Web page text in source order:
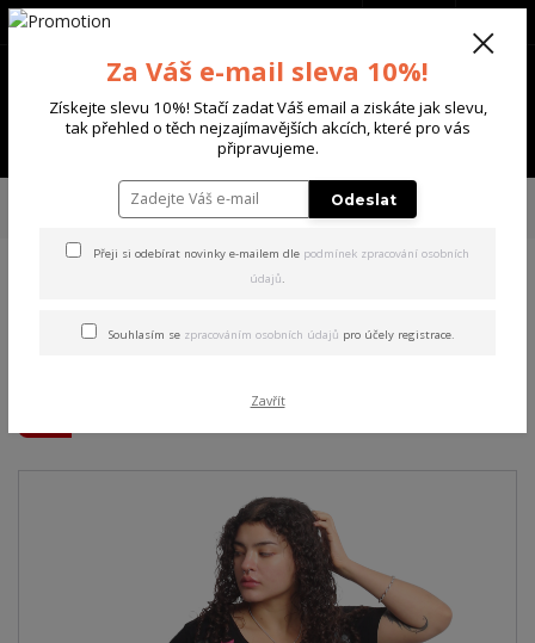
Menu
+420 702 136 620
TRIČKA & TÍLKA
Yakuza dámské tílko Mystic Curved
Crew Neck T-Shirt black 3XL
Curved Crew Neck T-Shirt
Za Váš e-mail sleva 10%!
Získejte slevu 10%! Stačí zadat Váš email a ziskáte jak slevu,
tak přehled o těch nejzajímavějších akcích, které pro vás
připravujeme.
Odeslat
Přeji si odebírat novinky e-mailem dle podmínek zpracování osobních
údajů.
Souhlasím se zpracováním osobních údajů pro účely registrace.
Zavřít